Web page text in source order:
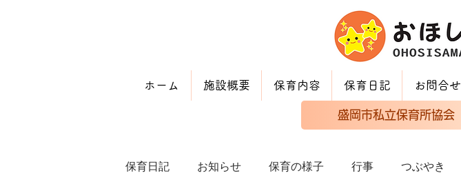
ホーム 施設概要 保育内容 保育日記 お問合せ
盛岡市私立保育所協会
保育日記 お知らせ 保育の様子 行事 つぶやき